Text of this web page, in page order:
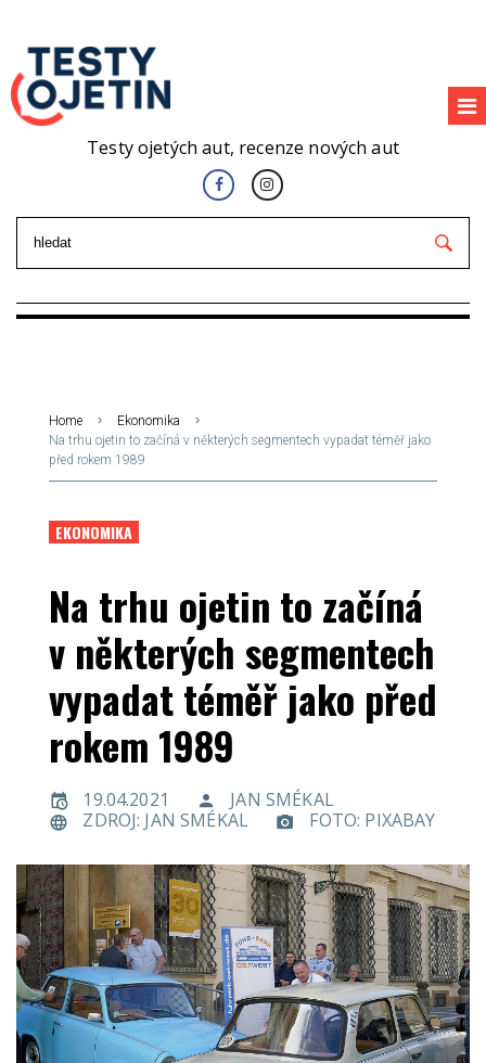
Testy ojetých aut, recenze nových aut
Home
Ekonomika
Na trhu ojetin to začíná v některých segmentech vypadat téměř jako
před rokem 1989
EKONOMIKA
Na trhu ojetin to začíná
v některých segmentech
vypadat téměř jako před
rokem 1989
19.04.2021
JAN SMÉKAL
ZDROJ: JAN SMÉKAL
FOTO: PIXABAY